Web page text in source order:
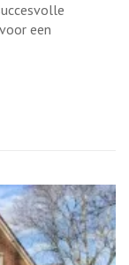
het
renoveren
van
te
renoveren
rijwoning
een